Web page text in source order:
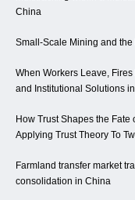
China
Small-Scale Mining and
When Workers Leave,
and Institutional Solutions
How Trust Shapes the
Applying Trust Theory To
Farmland transfer market
consolidation in China